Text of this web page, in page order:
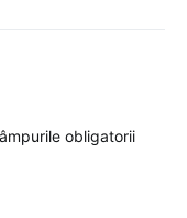
obligatorii